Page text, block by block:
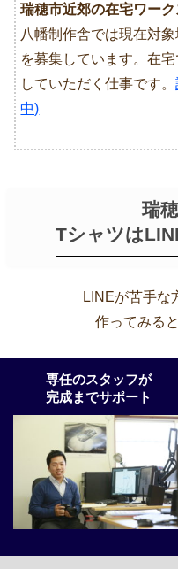
瑞穂市近郊の在宅ワー
八幡制作舎では現在対
を募集しています。在
していただく仕事です。
中)
瑞
Tシャツは
LINEが苦手な
作ってみる
専任のスタッフが
完成までサポート